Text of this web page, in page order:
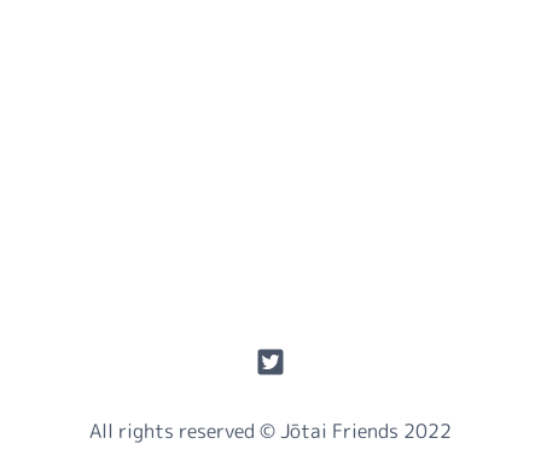
All rights reserved © Jōtai Friends 2022